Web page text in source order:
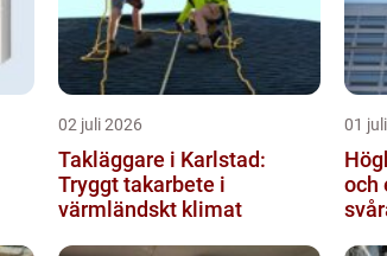
02 juli 2026
Takläggare i Karlstad:
Tryggt takarbete i
värmländskt klimat
01
och